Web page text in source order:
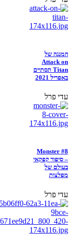
המנגה של
Attack on
Titan תסתיים
באפריל 2021
עדי פרל
Monster #8
– סיפור קפקאי
בעולם של
מפלצות
עדי פרל